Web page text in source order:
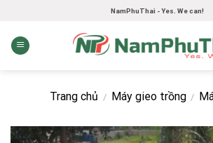
content
NamPhuThai - Yes. We can!
Trang chủ / Máy gieo trồng /